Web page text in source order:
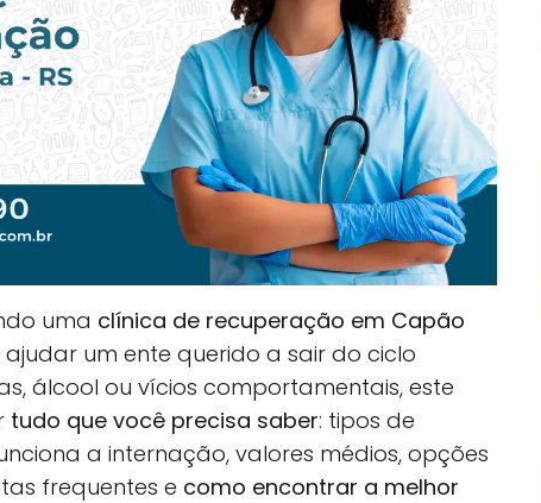
uma clínica de recuperação em Capão
um ente querido a sair do ciclo
álcool ou vícios comportamentais, este
tudo que você precisa saber: tipos de
a internação, valores médios, opções
frequentes e como encontrar a melhor